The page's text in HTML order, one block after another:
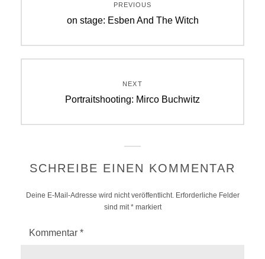
PREVIOUS
Previous
on stage: Esben And The Witch
NEXT
Next
Portraitshooting: Mirco Buchwitz
SCHREIBE EINEN KOMMENTAR
Deine E-Mail-Adresse wird nicht veröffentlicht. Erforderliche Felder
sind mit *markiert
Kommentar *